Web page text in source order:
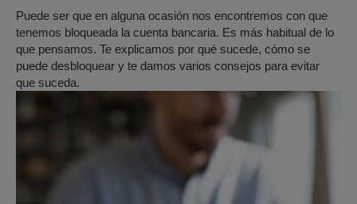
Puede ser que en alguna ocasión nos encontremos con que
tenemos bloqueada la cuenta bancaria. Es más habitual de lo
que pensamos. Te explicamos por qué sucede, cómo se
puede desbloquear y te damos varios consejos para evitar
que suceda.